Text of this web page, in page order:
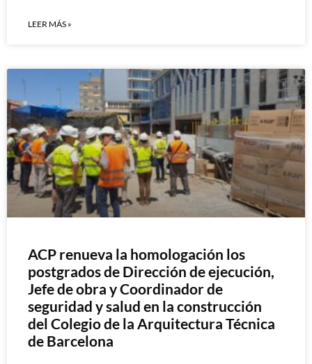
LEER MÁS »
ACP renueva la homologación los
postgrados de Dirección de ejecución,
Jefe de obra y Coordinador de
seguridad y salud en la construcción
del Colegio de la Arquitectura Técnica
de Barcelona